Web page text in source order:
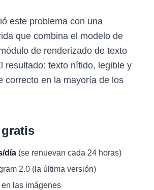
este problema con una
que combina el modelo de
de renderizado de texto
resultado: texto nítido, legible y
correcto en la mayoría de los
día (se renuevan cada 24 horas)
2.0 (la última versión)
las imágenes